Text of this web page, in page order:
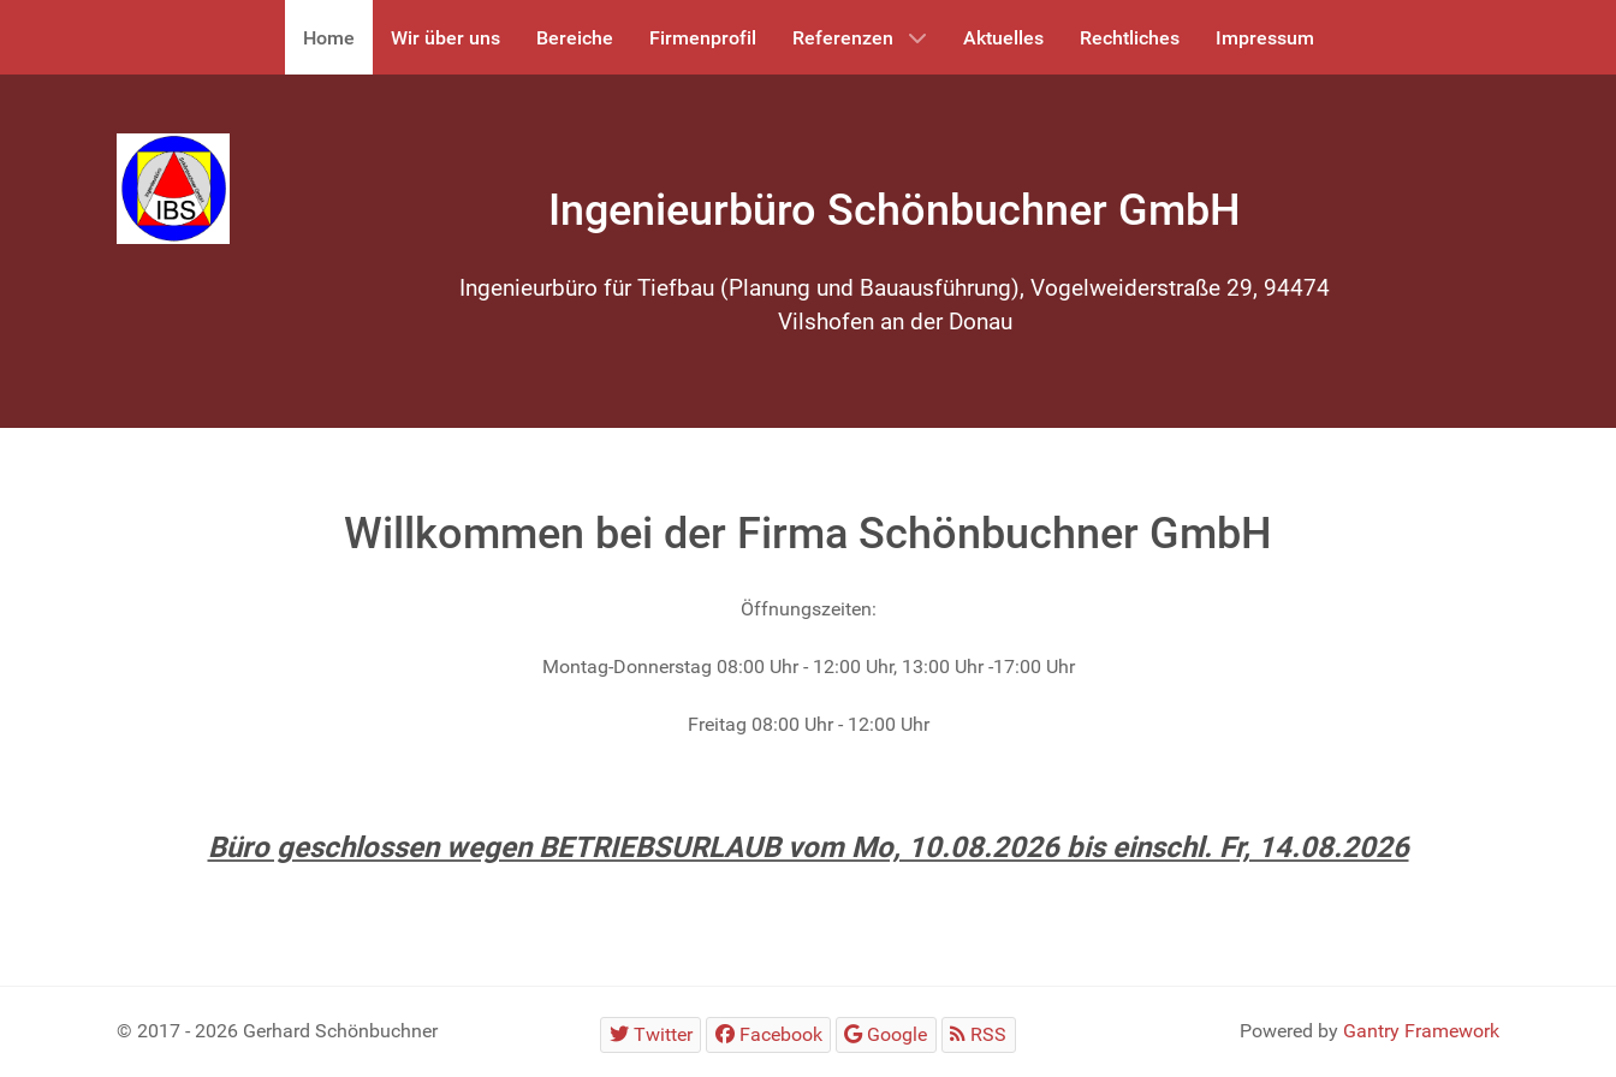
Home Wir über uns Bereiche Firmenprofil Referenzen Aktuelles Rechtliches Impressum
Ingenieurbüro Schönbuchner GmbH
Ingenieurbüro für Tiefbau (Planung und Bauausführung), Vogelweiderstraße 29, 94474
Vilshofen an der Donau
Willkommen bei der Firma Schönbuchner GmbH
Öffnungszeiten:
Montag-Donnerstag 08:00 Uhr - 12:00 Uhr, 13:00 Uhr -17:00 Uhr
Freitag 08:00 Uhr - 12:00 Uhr
Büro geschlossen wegen BETRIEBSURLAUB vom Mo, 10.08.2026 bis einschl. Fr, 14.08.2026
© 2017 - 2026 Gerhard Schönbuchner Twitter Facebook Google RSS Powered by Gantry Framework